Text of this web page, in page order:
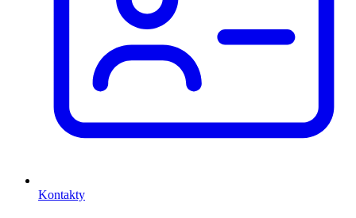
Kontakty